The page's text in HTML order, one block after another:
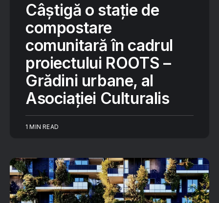
Câștigă o stație de
compostare
comunitară în cadrul
proiectului ROOTS –
Grădini urbane, al
Asociației Culturalis
1 MIN READ